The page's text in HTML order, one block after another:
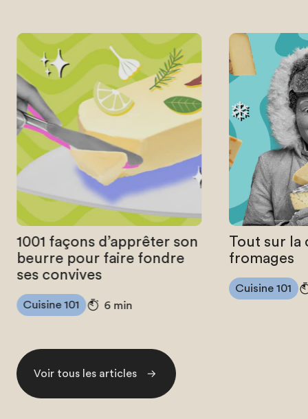
1001 façons d’apprêter son
beurre pour faire fondre
ses convives
Cuisine 101 6 min
Tout sur la
fromages
Cuisine 101
Voir tous les articles